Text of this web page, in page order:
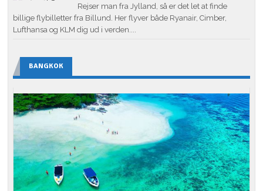
Rejser man fra Jylland, så er det let at finde
billige flybilletter fra Billund. Her flyver både Ryanair, Cimber,
Lufthansa og KLM dig ud i verden....
BANGKOK